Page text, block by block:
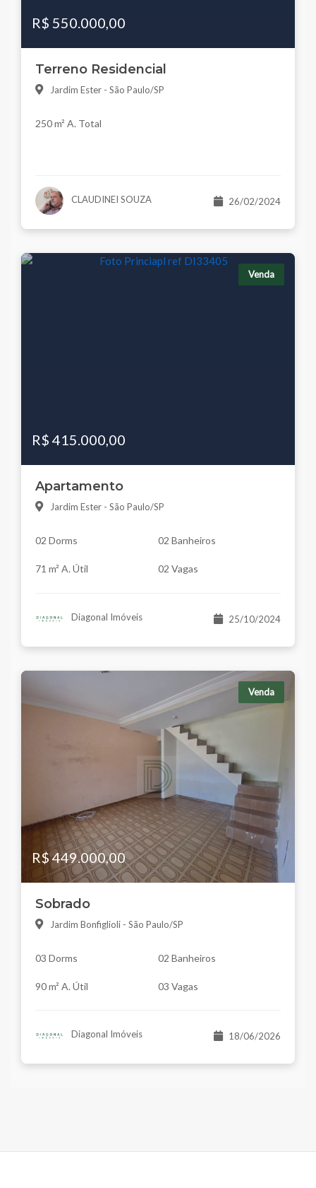
R$ 550.000,00
Terreno Residencial
Jardim Ester - São Paulo/SP
250 m² A. Total
CLAUDINEI SOUZA 26/02/2024
Venda
R$ 415.000,00
Apartamento
Jardim Ester - São Paulo/SP
02 Dorms 02 Banheiros
71 m² A. Útil 02 Vagas
Diagonal Imóveis 25/10/2024
Venda
R$ 449.000,00
Sobrado
Jardim Bonfiglioli - São Paulo/SP
03 Dorms 02 Banheiros
90 m² A. Útil 03 Vagas
Diagonal Imóveis 18/06/2026